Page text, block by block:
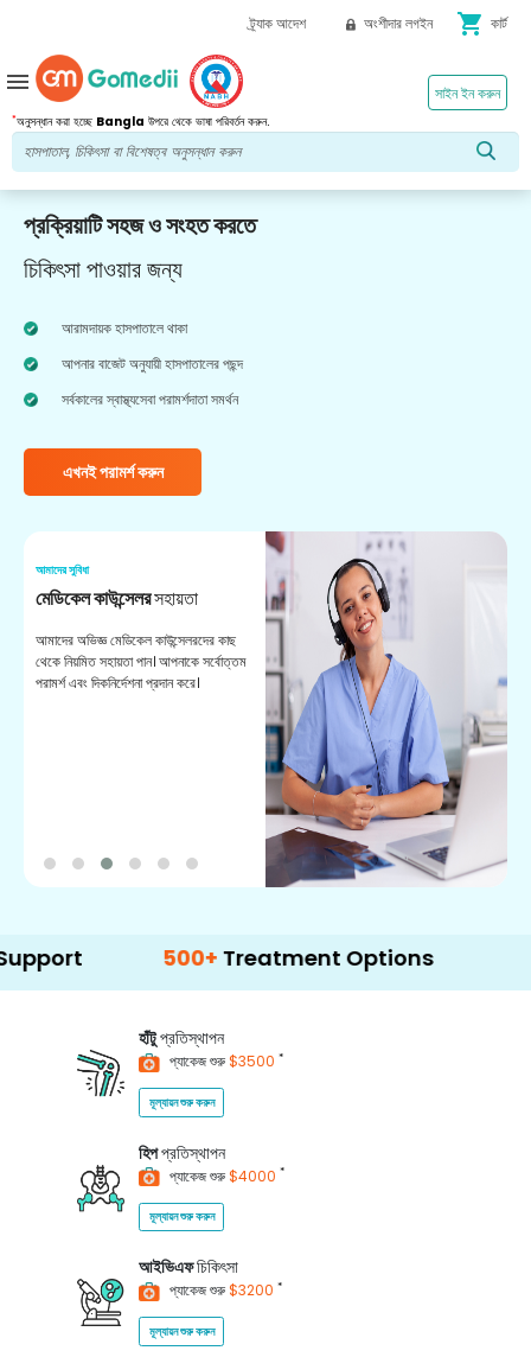
ট্র্যাক আদেশ অংশীদার লগইন shopping_cart কার্ট
*অনুসন্ধান করা হচ্ছে Bangla উপরে থেকে ভাষা পরিবর্তন করুন.
সাইন ইন করুন
menu
প্রক্রিয়াটি সহজ ও সংহত করতে
চিকিৎসা পাওয়ার জন্য
আরামদায়ক হাসপাতালে থাকা
আপনার বাজেট অনুযায়ী হাসপাতালের পছন্দ
সর্বকালের স্বাস্থ্যসেবা পরামর্শদাতা সমর্থন
এখনই পরামর্শ করুন
আমাদের সুবিধা
মেডিকেল কাউন্সেলরসহায়তা
আমাদের অভিজ্ঞ মেডিকেল কাউন্সেলরদের কাছ
থেকে নিয়মিত সহায়তা পান। আপনাকে সর্বোত্তম
পরামর্শ এবং দিকনির্দেশনা প্রদান করে।
500+ Treatment Options
হাঁটুপ্রতিস্থাপন
প্যাকেজ শুরু$3500 *
মূল্যায়ন শুরু করুন
হিপপ্রতিস্থাপন
প্যাকেজ শুরু$4000 *
মূল্যায়ন শুরু করুন
আইভিএফচিকিৎসা
প্যাকেজ শুরু$3200 *
মূল্যায়ন শুরু করুন